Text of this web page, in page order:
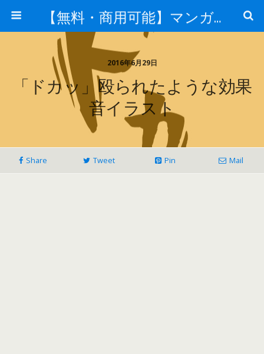
【無料・商用可能】マンガ素材 イラレ用epsとpng画像素材集
2016年6月29日
「ドカッ」殴られたような効果
音イラスト
Share Tweet Pin Mail